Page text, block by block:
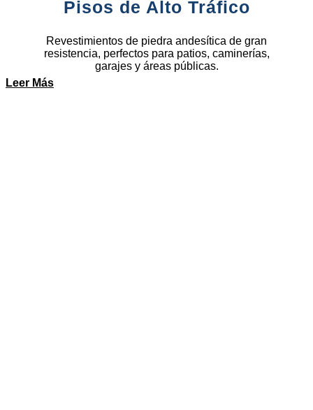
Pisos de Alto Tráfico
Revestimientos de piedra andesítica de gran
resistencia, perfectos para patios, caminerías,
garajes y áreas públicas.
Leer Más